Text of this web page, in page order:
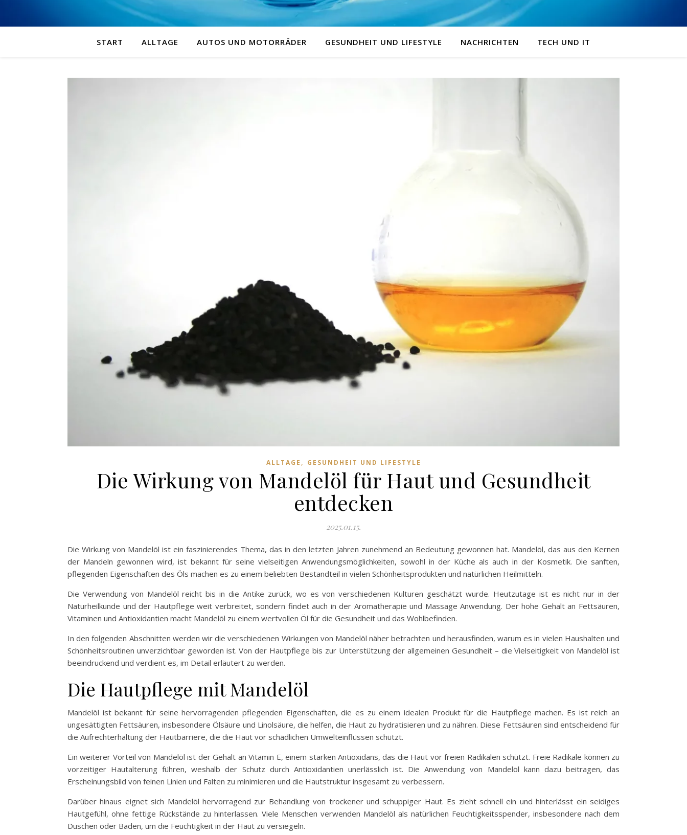
START ALLTAGE AUTOS UND MOTORRÄDER GESUNDHEIT UND LIFESTYLE NACHRICHTEN TECH UND IT
ALLTAGE , GESUNDHEIT UND LIFESTYLE
Die Wirkung von Mandelöl für Haut und Gesundheit
entdecken
2025.01.15.
Die Wirkung von Mandelöl ist ein faszinierendes Thema, das in den letzten Jahren zunehmend an Bedeutung gewonnen hat. Mandelöl, das aus den Kernen
der Mandeln gewonnen wird, ist bekannt für seine vielseitigen Anwendungsmöglichkeiten, sowohl in der Küche als auch in der Kosmetik. Die sanften,
pflegenden Eigenschaften des Öls machen es zu einem beliebten Bestandteil in vielen Schönheitsprodukten und natürlichen Heilmitteln.
Die Verwendung von Mandelöl reicht bis in die Antike zurück, wo es von verschiedenen Kulturen geschätzt wurde. Heutzutage ist es nicht nur in der
Naturheilkunde und der Hautpflege weit verbreitet, sondern findet auch in der Aromatherapie und Massage Anwendung. Der hohe Gehalt an Fettsäuren,
Vitaminen und Antioxidantien macht Mandelöl zu einem wertvollen Öl für die Gesundheit und das Wohlbefinden.
In den folgenden Abschnitten werden wir die verschiedenen Wirkungen von Mandelöl näher betrachten und herausfinden, warum es in vielen Haushalten und
Schönheitsroutinen unverzichtbar geworden ist. Von der Hautpflege bis zur Unterstützung der allgemeinen Gesundheit – die Vielseitigkeit von Mandelöl ist
beeindruckend und verdient es, im Detail erläutert zu werden.
Die Hautpflege mit Mandelöl
Mandelöl ist bekannt für seine hervorragenden pflegenden Eigenschaften, die es zu einem idealen Produkt für die Hautpflege machen. Es ist reich an
ungesättigten Fettsäuren, insbesondere Ölsäure und Linolsäure, die helfen, die Haut zu hydratisieren und zu nähren. Diese Fettsäuren sind entscheidend für
die Aufrechterhaltung der Hautbarriere, die die Haut vor schädlichen Umwelteinflüssen schützt.
Ein weiterer Vorteil von Mandelöl ist der Gehalt an Vitamin E, einem starken Antioxidans, das die Haut vor freien Radikalen schützt. Freie Radikale können zu
vorzeitiger Hautalterung führen, weshalb der Schutz durch Antioxidantien unerlässlich ist. Die Anwendung von Mandelöl kann dazu beitragen, das
Erscheinungsbild von feinen Linien und Falten zu minimieren und die Hautstruktur insgesamt zu verbessern.
Darüber hinaus eignet sich Mandelöl hervorragend zur Behandlung von trockener und schuppiger Haut. Es zieht schnell ein und hinterlässt ein seidiges
Hautgefühl, ohne fettige Rückstände zu hinterlassen. Viele Menschen verwenden Mandelöl als natürlichen Feuchtigkeitsspender, insbesondere nach dem
Duschen oder Baden, um die Feuchtigkeit in der Haut zu versiegeln.